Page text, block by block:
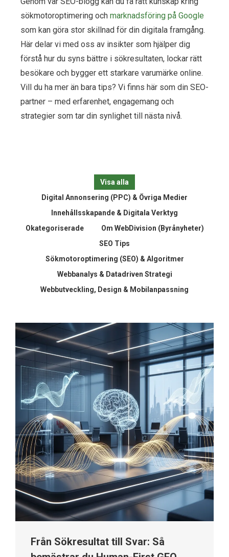
sökmotoroptimering och marknadsföring på Google
som kan göra stor skillnad för din digitala framgång.
Här delar vi med oss av insikter som hjälper dig
förstå hur du syns bättre i sökresultaten, lockar rätt
besökare och bygger ett starkare varumärke online.
Vill du ha mer än bara tips? Vi finns här som din SEO-
partner – med erfarenhet, engagemang och
strategier som tar din synlighet till nästa nivå.
Visa alla
Digital Annonsering (PPC) & Övriga Medier
Innehållsskapande & Digitala Verktyg
Okategoriserade
Om WebDivision (Byrånyheter)
SEO Tips
Sökmotoroptimering (SEO) & Algoritmer
Webbanalys & Datadriven Strategi
Webbutveckling, Design & Mobilanpassning
Från Sökresultat till Svar: Så